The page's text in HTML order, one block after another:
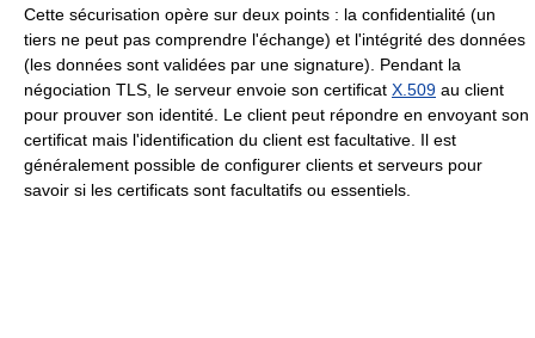
Cette sécurisation opère sur deux points : la confidentialité (un
tiers ne peut pas comprendre l'échange) et l'intégrité des données
(les données sont validées par une signature). Pendant la
négociation TLS, le serveur envoie son certificat X.509 au client
pour prouver son identité. Le client peut répondre en envoyant son
certificat mais l'identification du client est facultative. Il est
généralement possible de configurer clients et serveurs pour
savoir si les certificats sont facultatifs ou essentiels.